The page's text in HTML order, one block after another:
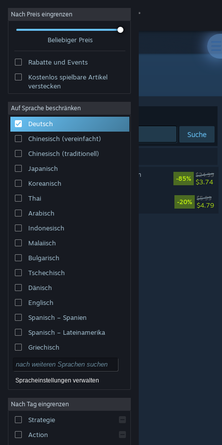
Anmelden
Info
Support
Sprache ändern
Steam-Mobile-App herunterladen
Desktopversion anzeigen
© Valve Corporation. Alle Rechte vorbehalten. Alle
USA und anderen Ländern.
Rechtliches
Barrierefreiheit
Nutzungsvertrag
Nach Preis eingrenzen
Beliebiger Preis
Rabatte und Events
Kostenlos spielbare Artikel
verstecken
Auf Sprache beschränken
Deutsch
Chinesisch (vereinfacht)
Chinesisch (traditionell)
Japanisch
Koreanisch
Thai
Arabisch
Indonesisch
Malaiisch
Bulgarisch
Tschechisch
Dänisch
Englisch
Spanisch – Spanien
Spanisch – Lateinamerika
Griechisch
Spracheinstellungen verwalten
Nach Tag eingrenzen
Strategie
Action
Entwickler: Dope Games
Sortieren nach Relevanz
Suche
2 Ergebnisse entsprechen Ihrer Suche.
Definitely Not Fried Chicken
-85%
$24.99
$3.74
-20%
$5.99
$4.79